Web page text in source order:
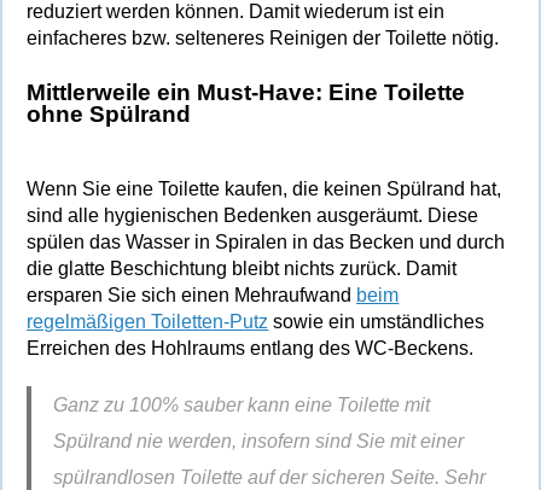
reduziert werden können. Damit wiederum ist ein
einfacheres bzw. selteneres Reinigen der Toilette nötig.
Mittlerweile ein Must-Have: Eine Toilette
ohne Spülrand
Wenn Sie eine Toilette kaufen, die keinen Spülrand hat,
sind alle hygienischen Bedenken ausgeräumt. Diese
spülen das Wasser in Spiralen in das Becken und durch
die glatte Beschichtung bleibt nichts zurück. Damit
ersparen Sie sich einen Mehraufwand beim
regelmäßigen Toiletten-Putz sowie ein umständliches
Erreichen des Hohlraums entlang des WC-Beckens.
Ganz zu 100% sauber kann eine Toilette mit
Spülrand nie werden, insofern sind Sie mit einer
spülrandlosen Toilette auf der sicheren Seite. Sehr